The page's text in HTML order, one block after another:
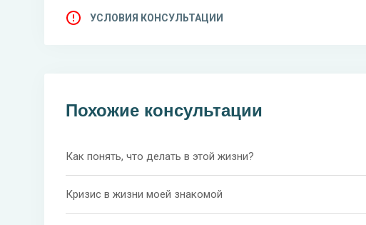
УСЛОВИЯ КОНСУЛЬТАЦИИ
Похожие консультации
Как понять, что делать в этой жизни?
Кризис в жизни моей знакомой